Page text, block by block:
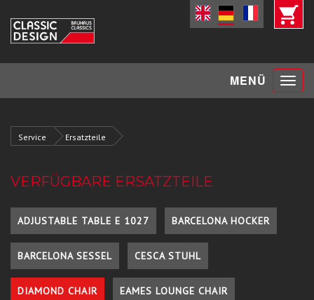
MENÜ Toggle
Service Ersatzteile
VERFÜGBARE ERSATZTEILE
ADJUSTABLE TABLE E 1027 BARCELONA HOCKER
BARCELONA SESSEL CESCA STUHL
DIAMOND CHAIR EAMES LOUNGE CHAIR